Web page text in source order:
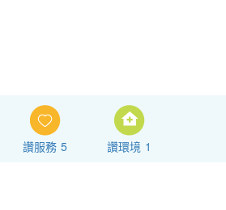
讚服務 5 讚環境 1